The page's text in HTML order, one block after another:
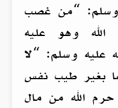
وسلم: “من غصب
وهو عليه
عليه وسلم: “لا
بغير طيب نفس
الله من مال